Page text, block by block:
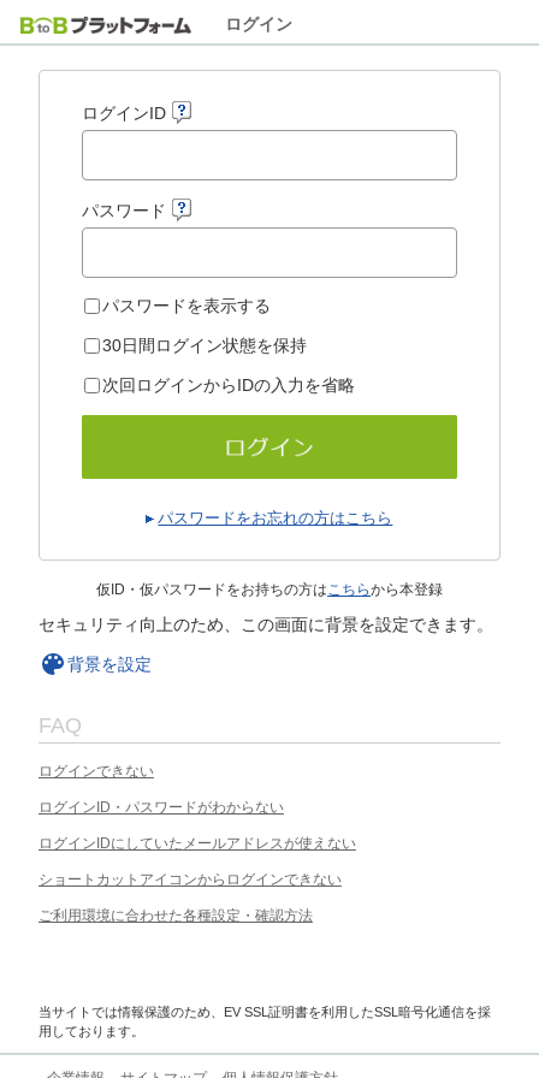
ログイン
ログインID
パスワード
パスワードを表示する
30日間ログイン状態を保持
次回ログインからIDの入力を省略
パスワードをお忘れの方はこちら
仮ID・仮パスワードをお持ちの方はこちらから本登録
セキュリティ向上のため、この画面に背景を設定できます。
背景を設定
FAQ
ログインできない
ログインID・パスワードがわからない
ログインIDにしていたメールアドレスが使えない
ショートカットアイコンからログインできない
ご利用環境に合わせた各種設定・確認方法
当サイトでは情報保護のため、EV SSL証明書を利用したSSL暗号化通信を採
用しております。